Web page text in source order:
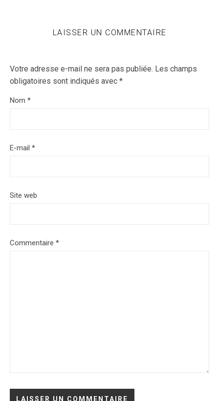
LAISSER UN COMMENTAIRE
Votre adresse e-mail ne sera pas publiée. Les champs
obligatoires sont indiqués avec *
Nom *
E-mail *
Site web
Commentaire *